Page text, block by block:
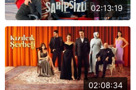
02:13:19
02:08:34